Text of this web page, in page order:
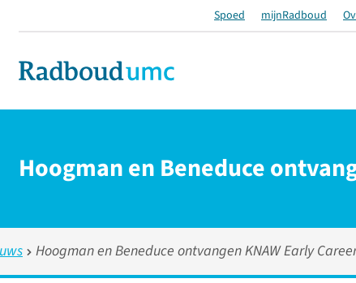
Spoed mijnRadboud
Hoogman en Beneduce
Hoogman en Beneduce ontvangen KNAW Early